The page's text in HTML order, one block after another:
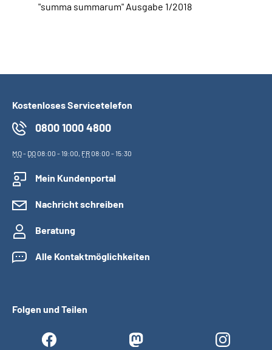
"summa summarum" Ausgabe 1/2018
Kostenloses Servicetelefon
0800 1000 4800
MO- DO08:00 - 19:00, FR08:00 - 15:30
Mein Kundenportal
Nachricht schreiben
Beratung
Alle Kontaktmöglichkeiten
Folgen und Teilen